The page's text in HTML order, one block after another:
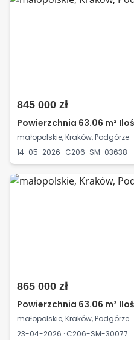
845 000 zł
Powierzchnia 63.06 m²
małopolskie, Kraków, Podgórze
14-05-2026 · C206-SM-03638
865 000 zł
Powierzchnia 63.06 m²
małopolskie, Kraków, Podgórze
23-04-2026 · C206-SM-30077